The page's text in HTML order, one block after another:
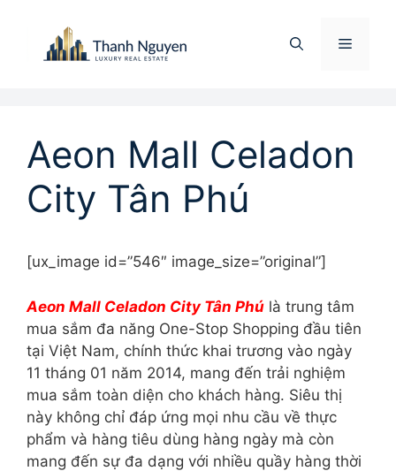
Menu
Aeon Mall Celadon
City Tân Phú
[ux_image id=”546″ image_size=”original”]
Aeon Mall Celadon City Tân Phú là trung tâm
mua sắm đa năng One-Stop Shopping đầu tiên
tại Việt Nam, chính thức khai trương vào ngày
11 tháng 01 năm 2014, mang đến trải nghiệm
mua sắm toàn diện cho khách hàng. Siêu thị
này không chỉ đáp ứng mọi nhu cầu về thực
phẩm và hàng tiêu dùng hàng ngày mà còn
mang đến sự đa dạng với nhiều quầy hàng thời